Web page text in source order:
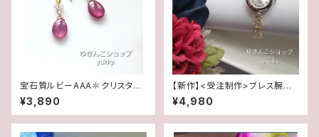
宝石質ルビーAAA✽クリスタル1
4kgfデザインピアス/イヤリング
¥3,890
【新作】<受注制作>ブレス腕時
計★キュービックジルコニア(ゴ
ールド)
¥4,980